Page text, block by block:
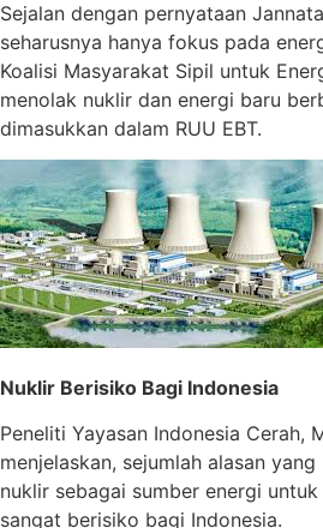
Sejalan dengan pernyataan
seharusnya hanya fokus pada
Koalisi Masyarakat Sipil untuk
menolak nuklir dan energi baru
dimasukkan dalam RUU EBT.
Nuklir Berisiko Bagi Indonesia
Peneliti Yayasan Indonesia Cerah,
menjelaskan, sejumlah alasan
nuklir sebagai sumber energi
sangat berisiko bagi Indonesia.